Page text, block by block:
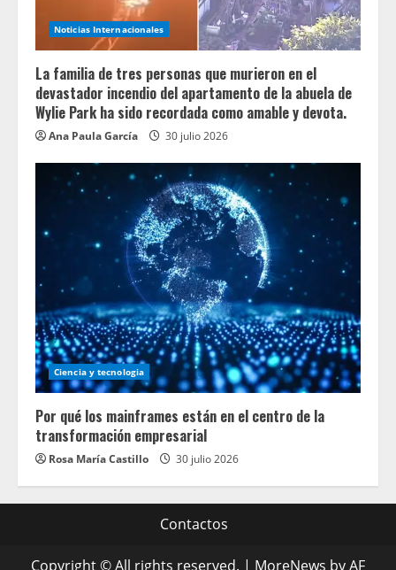
Noticias Internacionales
La familia de tres personas que murieron en el
devastador incendio del apartamento de la abuela de
Wylie Park ha sido recordada como amable y devota.
Ana Paula García 30 julio 2026
Ciencia y tecnologia
Por qué los mainframes están en el centro de la
transformación empresarial
Rosa María Castillo 30 julio 2026
Contactos
Copyright © All rights reserved. | MoreNews by AF